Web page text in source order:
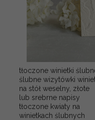
tłoczone winietki
ślubne wizytówki
na stół weselny, złote
lub srebrne napisy
tłoczone kwiaty na
winietkach ślubnych